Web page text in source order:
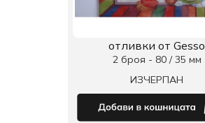
отливки от Gesso
2 броя - 80 / 35 мм
ИЗЧЕРПАН